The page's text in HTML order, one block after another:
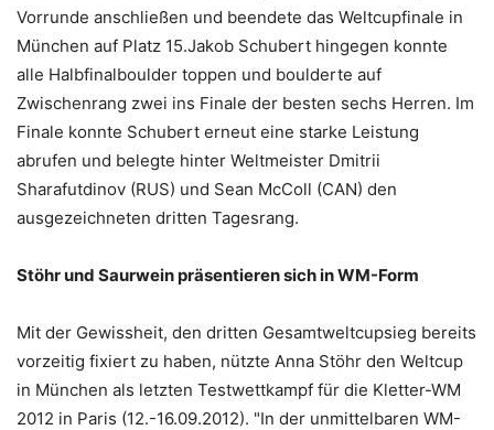
Vorrunde anschließen und beendete das Weltcupfinale in
München auf Platz 15.Jakob Schubert hingegen konnte
alle Halbfinalboulder toppen und boulderte auf
Zwischenrang zwei ins Finale der besten sechs Herren. Im
Finale konnte Schubert erneut eine starke Leistung
abrufen und belegte hinter Weltmeister Dmitrii
Sharafutdinov (RUS) und Sean McColl (CAN) den
ausgezeichneten dritten Tagesrang.
Stöhr und Saurwein präsentieren sich in WM-Form
Mit der Gewissheit, den dritten Gesamtweltcupsieg bereits
vorzeitig fixiert zu haben, nützte Anna Stöhr den Weltcup
in München als letzten Testwettkampf für die Kletter-WM
2012 in Paris (12.-16.09.2012). "In der unmittelbaren WM-